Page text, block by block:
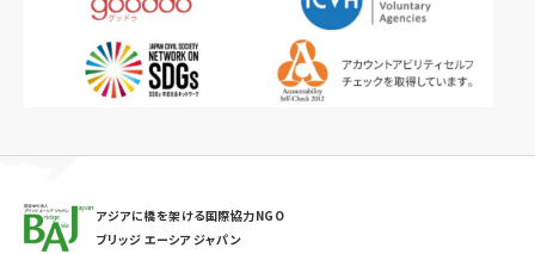
アジアに橋を架ける国際協力NGO
ブリッジ エーシア ジャパン